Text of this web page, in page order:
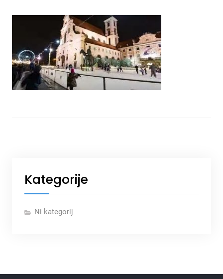
Kategorije
Ni kategorij